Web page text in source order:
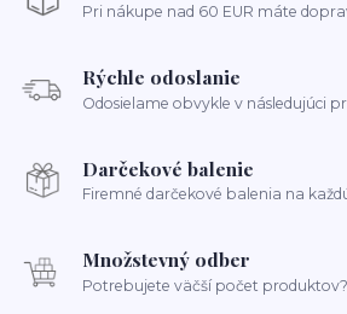
Pri nákupe nad 60 EUR máte
Rýchle odoslanie
Odosielame obvykle v následujúci
Darčekové balenie
Firemné darčekové balenia na
Množstevný odber
Potrebujete väčší počet